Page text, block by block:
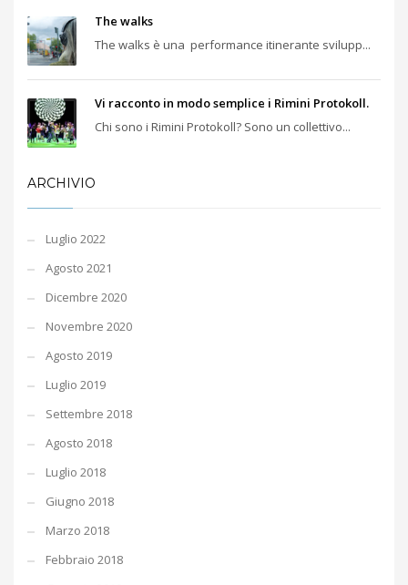
The walks
The walks è una performance itinerante svilupp...
Vi racconto in modo semplice i Rimini Protokoll.
Chi sono i Rimini Protokoll? Sono un collettivo...
ARCHIVIO
Luglio 2022
Agosto 2021
Dicembre 2020
Novembre 2020
Agosto 2019
Luglio 2019
Settembre 2018
Agosto 2018
Luglio 2018
Giugno 2018
Marzo 2018
Febbraio 2018